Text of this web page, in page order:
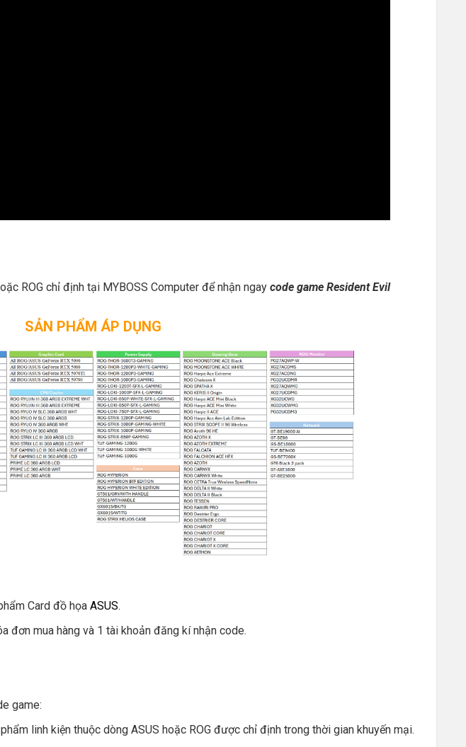
ROG chỉ định tại MYBOSS Computer để nhận ngay code game Resident Evil
SẢN PHẨM ÁP DỤNG
Card đồ họa ASUS.
đơn mua hàng và 1 tài khoản đăng kí nhận code.
game:
linh kiện thuộc dòng ASUS hoặc ROG được chỉ định trong thời gian khuyến mại.